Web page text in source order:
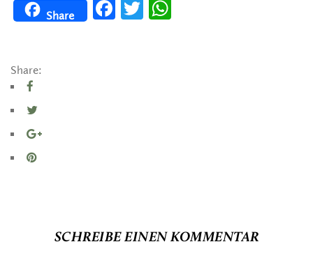
Share
FacebookTwitter
Share:
SCHREIBE EINEN KOMMENTAR